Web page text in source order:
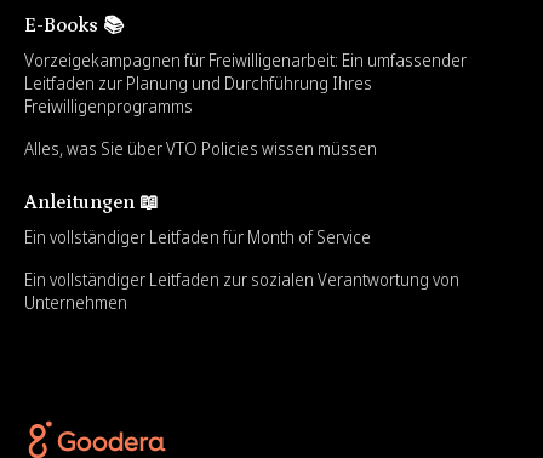
E-Books 📚
Vorzeigekampagnen für Freiwilligenarbeit: Ein umfassender
Leitfaden zur Planung und Durchführung Ihres
Freiwilligenprogramms
Alles, was Sie über VTO Policies wissen müssen
Anleitungen 📖
Ein vollständiger Leitfaden für Month of Service
Ein vollständiger Leitfaden zur sozialen Verantwortung von
Unternehmen